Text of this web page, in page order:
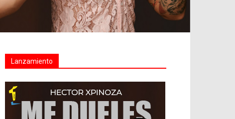
Lanzamiento